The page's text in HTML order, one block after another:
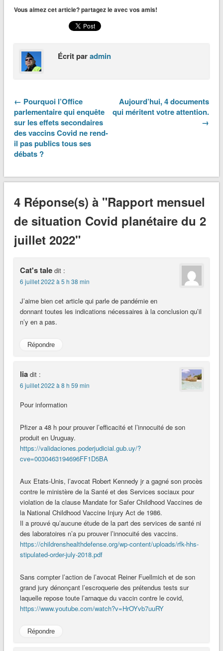
Vous aimez cet article? partagez le avec vos amis!
Écrit paradmin
← Pourquoi l’Office
parlementaire qui enquête
sur les effets secondaires
des vaccins Covid ne rend-
il pas publics tous ses
débats ?
Aujourd’hui, 4 documents
qui méritent votre attention.
→
4 Réponse(s) à "Rapport mensuel
de situation Covid planétaire du 2
juillet 2022"
Cat's tale dit :
6 juillet 2022 à 5 h 38 min
J’aime bien cet article qui parle de pandémie en
donnant toutes les indications nécessaires à la conclusion qu’il
n’y en a pas.
Répondre
lia dit :
6 juillet 2022 à 8 h 59 min
Pour information
Pfizer a 48 h pour prouver l’efficacité et l’innocuité de son
produit en Uruguay.
https://validaciones.poderjudicial.gub.uy/?
cve=0030463194696FF1D5BA
Aux Etats-Unis, l’avocat Robert Kennedy jr a gagné son procès
contre le ministère de la Santé et des Services sociaux pour
violation de la clause Mandate for Safer Childhood Vaccines de
la National Childhood Vaccine Injury Act de 1986.
Il a prouvé qu’aucune étude de la part des services de santé ni
des laboratoires n’a pu prouver l’innocuité des vaccins.
https://childrenshealthdefense.org/wp-content/uploads/rfk-hhs-
stipulated-order-july-2018.pdf
Sans compter l’action de l’avocat Reiner Fuellmich et de son
grand jury dénonçant l’escroquerie des prétendus tests sur
laquelle repose toute l’arnaque du vaccin contre le covid,
https://www.youtube.com/watch?v=HrOYvb7uuRY
Répondre